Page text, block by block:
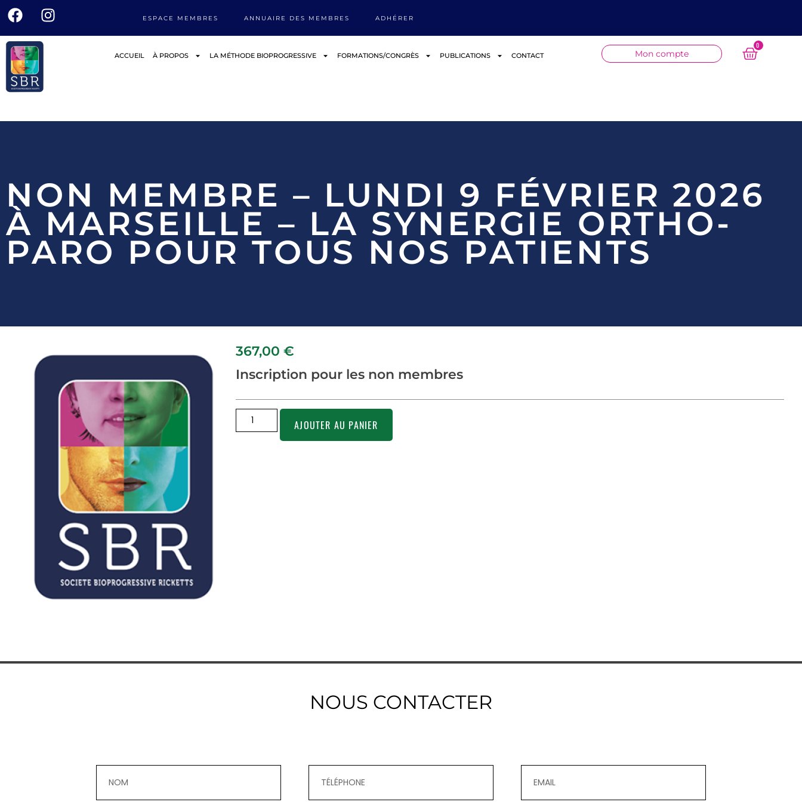
ESPACE MEMBRES ANNUAIRE DES MEMBRES ADHÉRER
ACCUEIL À PROPOS LA MÉTHODE BIOPROGRESSIVE FORMATIONS/CONGRÈS PUBLICATIONS CONTACT Mon compte
0
NON MEMBRE – LUNDI 9 FÉVRIER 2026
À MARSEILLE – LA SYNERGIE ORTHO-
PARO POUR TOUS NOS PATIENTS
367,00€
Inscription pour les non membres
AJOUTER AU PANIER
NOUS CONTACTER